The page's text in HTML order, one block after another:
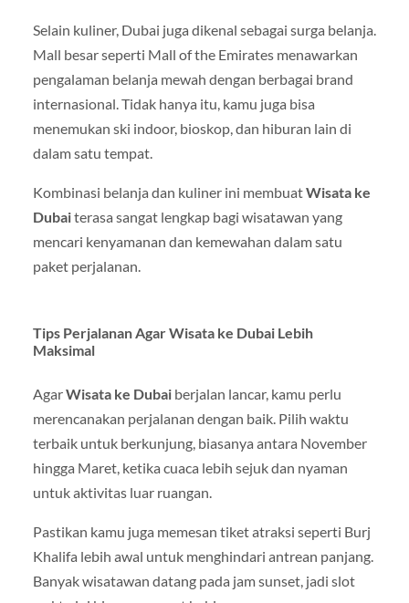
Selain kuliner, Dubai juga dikenal sebagai surga belanja.
Mall besar seperti Mall of the Emiratesmenawarkan
pengalaman belanja mewah dengan berbagai brand
internasional. Tidak hanya itu, kamu juga bisa
menemukan ski indoor, bioskop, dan hiburan lain di
dalam satu tempat.
Kombinasi belanja dan kuliner ini membuatWisata ke
Dubaiterasa sangat lengkap bagi wisatawan yang
mencari kenyamanan dan kemewahan dalam satu
paket perjalanan.
Tips Perjalanan Agar Wisata ke Dubai Lebih
Maksimal
AgarWisata ke Dubaiberjalan lancar, kamu perlu
merencanakan perjalanan dengan baik. Pilih waktu
terbaik untuk berkunjung, biasanya antara November
hingga Maret, ketika cuaca lebih sejuk dan nyaman
untuk aktivitas luar ruangan.
Pastikan kamu juga memesan tiket atraksi seperti Burj
Khalifa lebih awal untuk menghindari antrean panjang.
Banyak wisatawan datang pada jam sunset, jadi slot